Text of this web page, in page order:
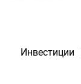
Инвестиции